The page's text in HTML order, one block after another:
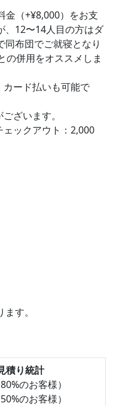
金（+¥8,000）をお支
、12〜14人目の方はダ
布団でご就寝となり
の併用をオススメしま
ード払いも可能で
ざいます。
ックアウト：2,000
す。
積り統計
のお客様）
のお客様）